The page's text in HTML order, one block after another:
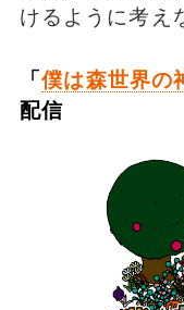
けるように考え
「僕は森世界の
配信